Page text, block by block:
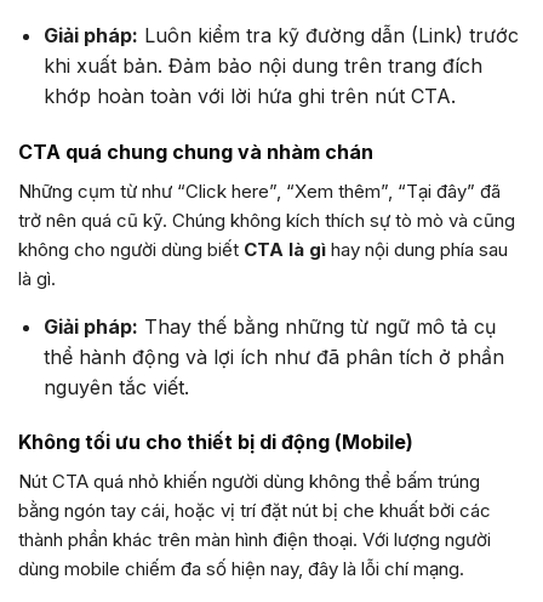
Giải pháp: Luôn kiểm tra kỹ đường dẫn (Link) trước
khi xuất bản. Đảm bảo nội dung trên trang đích
khớp hoàn toàn với lời hứa ghi trên nút CTA.
CTA quá chung chung và nhàm chán
Những cụm từ như “Click here”, “Xem thêm”, “Tại đây” đã
trở nên quá cũ kỹ. Chúng không kích thích sự tò mò và cũng
không cho người dùng biết CTA là gì hay nội dung phía sau
là gì.
Giải pháp: Thay thế bằng những từ ngữ mô tả cụ
thể hành động và lợi ích như đã phân tích ở phần
nguyên tắc viết.
Không tối ưu cho thiết bị di động (Mobile)
Nút CTA quá nhỏ khiến người dùng không thể bấm trúng
bằng ngón tay cái, hoặc vị trí đặt nút bị che khuất bởi các
thành phần khác trên màn hình điện thoại. Với lượng người
dùng mobile chiếm đa số hiện nay, đây là lỗi chí mạng.